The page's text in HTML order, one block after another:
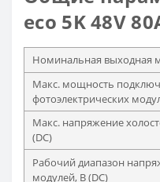
eco 5K 48V
Номинальная выходная
Макс. мощность
фотоэлектрических
Макс. напряжение
(DC)
Рабочий диапазон
модулей, В (DC)